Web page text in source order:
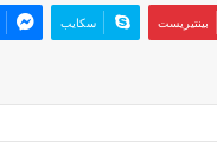
بينتيريست سكايب